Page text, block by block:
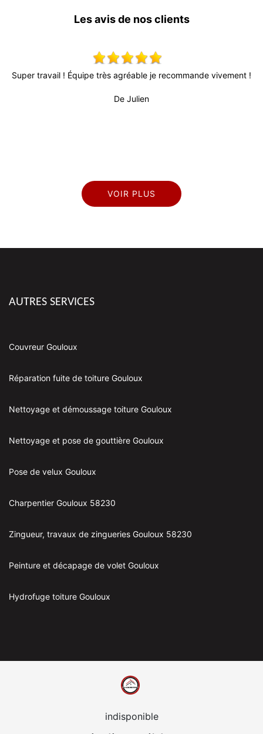
Les avis de nos clients
Équipe très agréable je recommande vivement !
Très bon
VOIR PLUS
AUTRES SERVICES
Couvreur Gouloux
Réparation fuite de toiture Gouloux
Nettoyage et démoussage toiture Gouloux
Nettoyage et pose de gouttière Gouloux
Pose de velux Gouloux
Charpentier Gouloux 58230
Zingueur, travaux de zingueries Gouloux 58230
Peinture et décapage de volet Gouloux
Hydrofuge toiture Gouloux
indisponible